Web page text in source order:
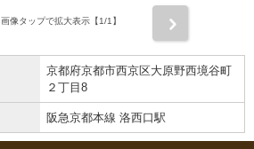
画像タップで拡大表示【1/1】
京都府京都市西京区大原野西境谷町
２丁目8
阪急京都本線 洛西口駅